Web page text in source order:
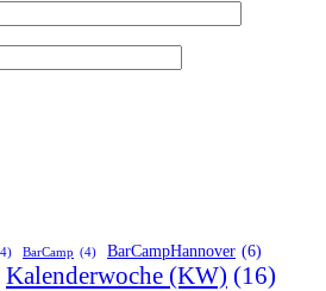
BarCamp (4) BarCampHannover (6)
Kalenderwoche (KW) (16)